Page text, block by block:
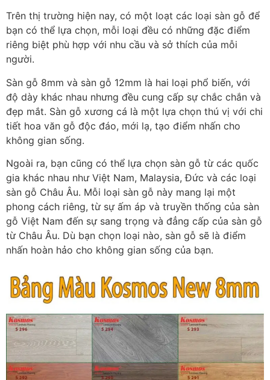
Trên thị trường hiện nay, có một loạt các loại sàn gỗ để
bạn có thể lựa chọn, mỗi loại đều có những đặc điểm
riêng biệt phù hợp với nhu cầu và sở thích của mỗi
người.
Sàn gỗ 8mm và sàn gỗ 12mm là hai loại phổ biến, với
độ dày khác nhau nhưng đều cung cấp sự chắc chắn và
đẹp mắt. Sàn gỗ xương cá là một lựa chọn thú vị với chi
tiết hoa văn gỗ độc đáo, mới lạ, tạo điểm nhấn cho
không gian sống.
Ngoài ra, bạn cũng có thể lựa chọn sàn gỗ từ các quốc
gia khác nhau như Việt Nam, Malaysia, Đức và các loại
sàn gỗ Châu Âu. Mỗi loại sàn gỗ này mang lại một
phong cách riêng, từ sự ấm áp và truyền thống của sàn
gỗ Việt Nam đến sự sang trọng và đẳng cấp của sàn gỗ
từ Châu Âu. Dù bạn chọn loại nào, sàn gỗ sẽ là điểm
nhấn hoàn hảo cho không gian sống của bạn.